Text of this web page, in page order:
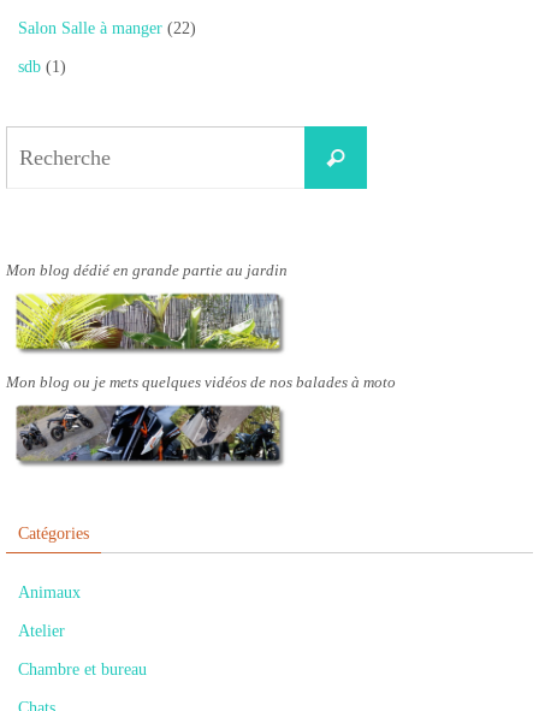
Salon Salle à manger (22)
sdb (1)
Recherche
Mon blog dédié en grande partie au jardin
Mon blog ou je mets quelques vidéos de nos balades à moto
Catégories
Animaux
Atelier
Chambre et bureau